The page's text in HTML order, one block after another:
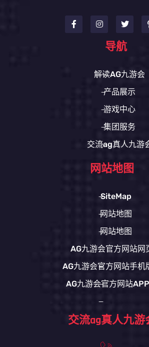
导航
解读AG九游会
产品展示
游戏中心
集团服务
交流ag真人九游
网站地图
SiteMap
网站地图
网站地图
AG九游会官方网站网
AG九游会官方网站手机
AG九游会官方网站
交流ag真人九游